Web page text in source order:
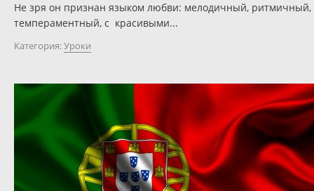
Не зря он признан языком любви: мелодичный, ритмичный,
темпераментный, с красивыми...
Категория:Уроки